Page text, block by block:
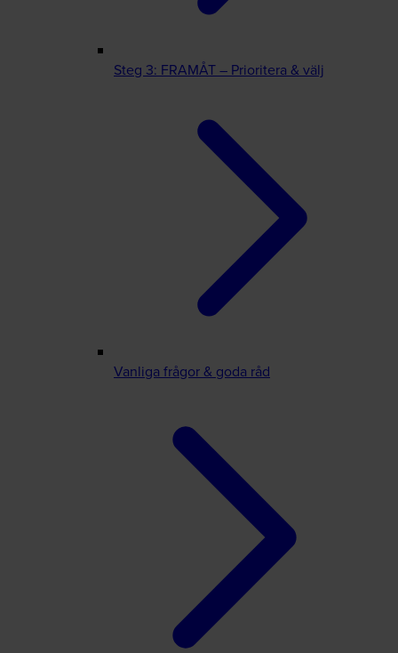
Steg 3: FRAMÅT – Prioritera & välj
Vanliga frågor & goda råd